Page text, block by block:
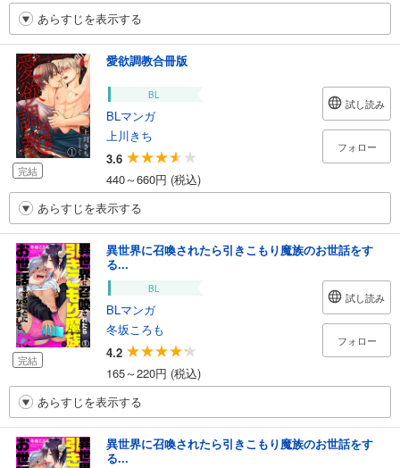
あらすじを表示する
完結
愛欲調教合冊版
BL
BLマンガ
上川きち
3.6
440～660円 (税込)
試し読み
フォロー
あらすじを表示する
完結
異世界に召喚されたら引きこもり魔族のお世話をす
る...
BL
BLマンガ
冬坂ころも
4.2
165～220円 (税込)
試し読み
フォロー
あらすじを表示する
異世界に召喚されたら引きこもり魔族のお世話をす
る...